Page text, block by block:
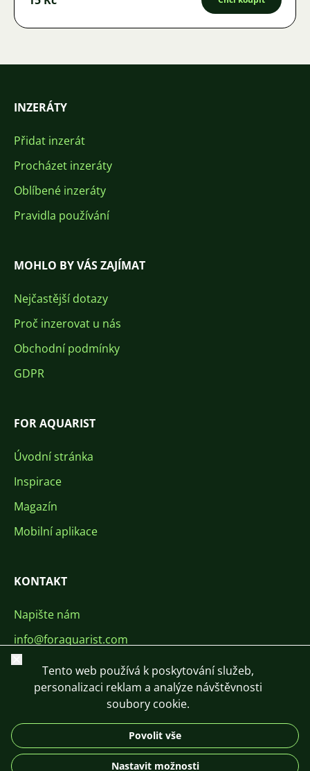
INZERÁTY
Přidat inzerát
Procházet inzeráty
Oblíbené inzeráty
Pravidla používání
MOHLO BY VÁS ZAJÍMAT
Nejčastější dotazy
Proč inzerovat u nás
Obchodní podmínky
GDPR
FOR AQUARIST
Úvodní stránka
Inspirace
Magazín
Mobilní aplikace
KONTAKT
Napište nám
info@foraquarist.com
+420 603 449 602
DE
Zavřít
Tento web používá k poskytování služeb,
personalizaci reklam a analýze návštěvnosti
soubory cookie.
Povolit vše
Nastavit možnosti